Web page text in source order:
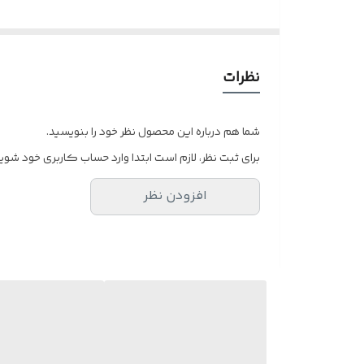
نظرات
شما هم درباره این محصول نظر خود را بنویسید.
برای ثبت نظر، لازم است ابتدا وارد حساب کاربری خود
افزودن نظر